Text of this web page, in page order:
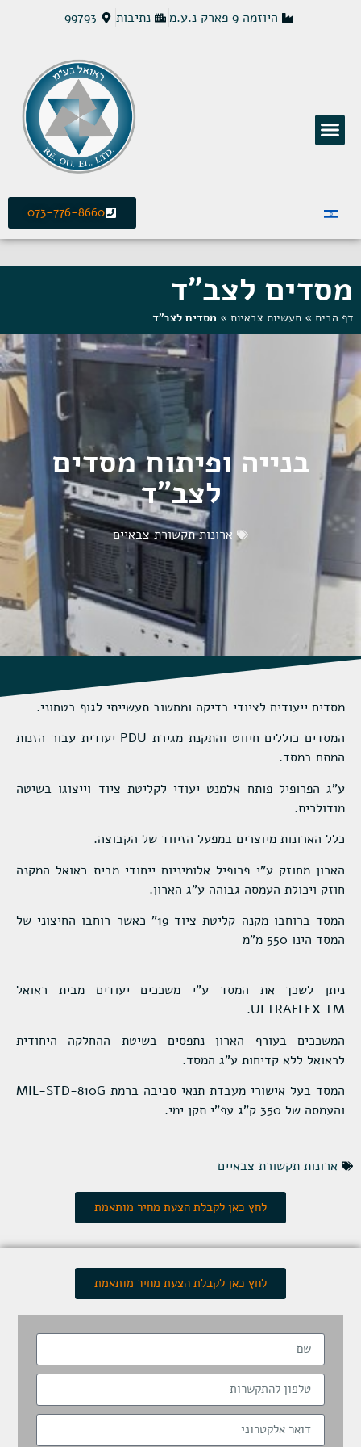
היוזמה 9 פארק נ.ע.מ נתיבות 99793
073-776-8660
מסדים לצב"ד
דף הבית » תעשיות צבאיות » מסדים לצב"ד
בנייה ופיתוח מסדים
לצב"ד
ארונות תקשורת צבאיים
מסדים ייעודים לציודי בדיקה ומחשוב תעשייתי לגוף בטחוני.
המסדים כוללים חיווט והתקנת מגירת PDU יעודית עבור הזנות
המתח במסד.
ע"ג הפרופיל פותח אלמנט יעודי לקליטת ציוד וייצוגו בשיטה
מודולרית.
כלל הארונות מיוצרים במפעל הזיווד של הקבוצה.
הארון מחוזק ע"י פרופיל אלומיניום ייחודי מבית ראואל המקנה
חוזק ויכולת העמסה גבוהה ע"ג הארון.
המסד ברוחבו מקנה קליטת ציוד 19" כאשר רוחבו החיצוני של
המסד הינו 550 מ"מ
ניתן לשכך את המסד ע"י משככים יעודים מבית ראואל
ULTRAFLEX TM.
המשככים בעורף הארון נתפסים בשיטת ההחלקה היחודית
לראואל ללא קדיחות ע"ג המסד.
המסד בעל אישורי מעבדת תנאי סביבה ברמת MIL-STD-810G
והעמסה של 350 ק"ג עפ"י תקן ימי.
ארונות תקשורת צבאיים
לחץ כאן לקבלת הצעת מחיר מותאמת
לחץ כאן לקבלת הצעת מחיר מותאמת